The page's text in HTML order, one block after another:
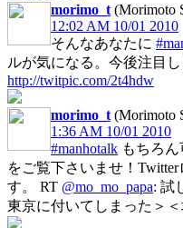
morimo_t (Morimoto
12:02 AM 10/01 2010
そんなあなたに
ルが気になる。今後注目し
http://twitpic.com/2t4hdw
morimo_t (Morimoto
1:36 AM 10/01 2010
#manhotalk もちろん
をご覧下さいませ！
す。 RT @mo_mo_papa: 試
東京に付いてしまった＞